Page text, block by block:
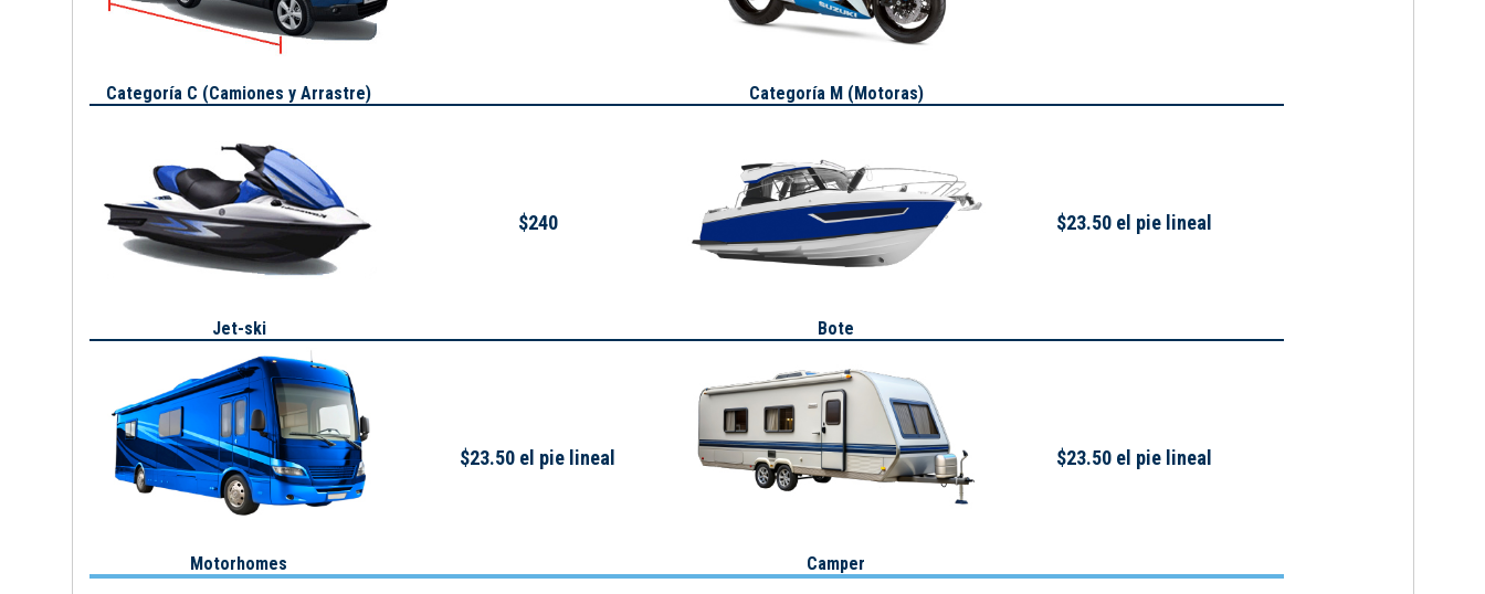
Categoría C (Camiones y Arrastre) Categoría M (Motoras)
Jet-ski
$240
Bote
$23.50 el pie lineal
Motorhomes
$23.50 el pie lineal
Camper
$23.50 el pie lineal